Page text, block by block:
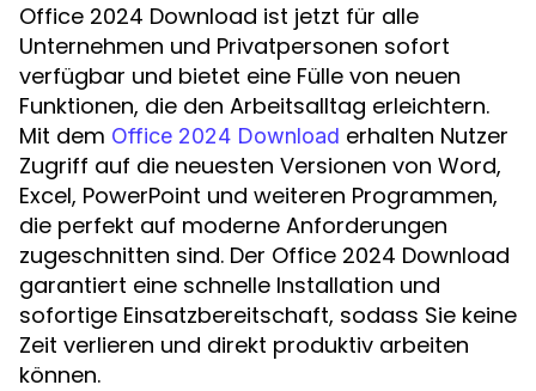
Office 2024 Download ist jetzt für alle
Unternehmen und Privatpersonen sofort
verfügbar und bietet eine Fülle von neuen
Funktionen, die den Arbeitsalltag erleichtern.
Mit dem Office 2024 Download erhalten Nutzer
Zugriff auf die neuesten Versionen von Word,
Excel, PowerPoint und weiteren Programmen,
die perfekt auf moderne Anforderungen
zugeschnitten sind. Der Office 2024 Download
garantiert eine schnelle Installation und
sofortige Einsatzbereitschaft, sodass Sie keine
Zeit verlieren und direkt produktiv arbeiten
können.